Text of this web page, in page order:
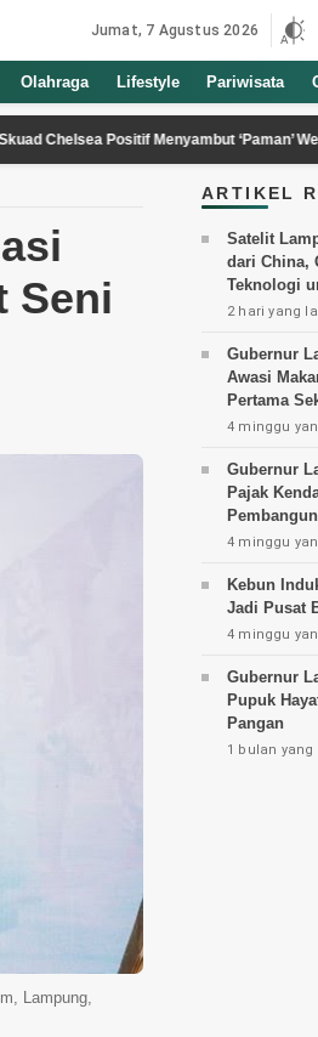
Jumat, 7 Agustus 2026
Olahraga Lifestyle Pariwisata
Positif Menyambut ‘Paman’ Welbeck
Seni
Lampung,
ARTIKEL
Satelit
dari China,
Teknologi
2 hari yang
Gubernur
Awasi
Pertama
4 minggu
Gubernur
Pajak
4 minggu
Kebun
Jadi Pusat
4 minggu
Gubernur
Pupuk
Pangan
1 bulan yang